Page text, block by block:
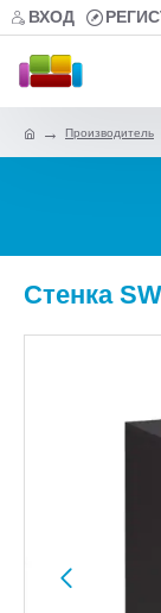
ВХОД
Производитель
Стенка